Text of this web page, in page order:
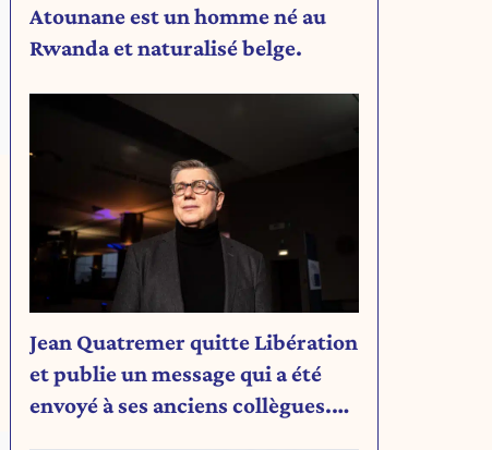
Atounane est un homme né au
Rwanda et naturalisé belge.
Jean Quatremer quitte Libération
et publie un message qui a été
envoyé à ses anciens collègues.